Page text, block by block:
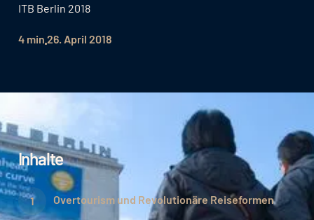
ITB Berlin 2018
4 min 26. April 2018
Inhalte
Overtourism und Revolutionäre Reiseformen